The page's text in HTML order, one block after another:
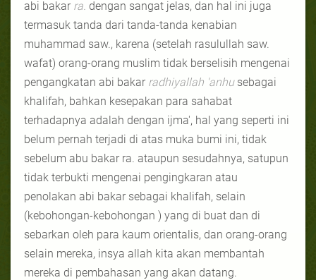
abi bakar ra. dengan sangat jelas, dan hal ini juga
termasuk tanda dari tanda-tanda kenabian
muhammad saw., karena (setelah rasulullah saw.
wafat) orang-orang muslim tidak berselisih mengenai
pengangkatan abi bakar radhiyallah 'anhusebagai
khalifah, bahkan kesepakan para sahabat
terhadapnya adalah dengan ijma', hal yang seperti ini
belum pernah terjadi di atas muka bumi ini, tidak
sebelum abu bakar ra. ataupun sesudahnya, satupun
tidak terbukti mengenai pengingkaran atau
penolakan abi bakar sebagai khalifah, selain
(kebohongan-kebohongan ) yang di buat dan di
sebarkan oleh para kaum orientalis, dan orang-orang
selain mereka, insya allah kita akan membantah
mereka di pembahasan yang akan datang.